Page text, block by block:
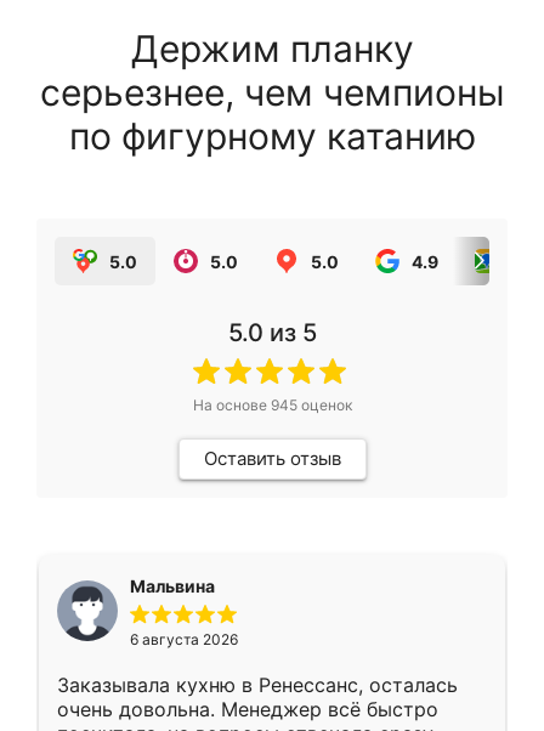
Держим планку
серьезнее, чем чемпионы
по фигурному катанию
5.0 5.0 5.0 4.9
5.0 из 5
На основе 945оценок
Оставить отзыв
Мальвина
6 августа 2026
Заказывала кухню в Ренессанс, осталась
очень довольна. Менеджер всё быстро